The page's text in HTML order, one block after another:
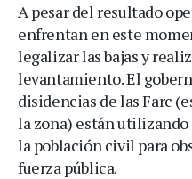
A pesar del resultado
enfrentan en este
legalizar las bajas y
levantamiento. El
disidencias de las Farc
la zona) están
la población civil para
fuerza pública.